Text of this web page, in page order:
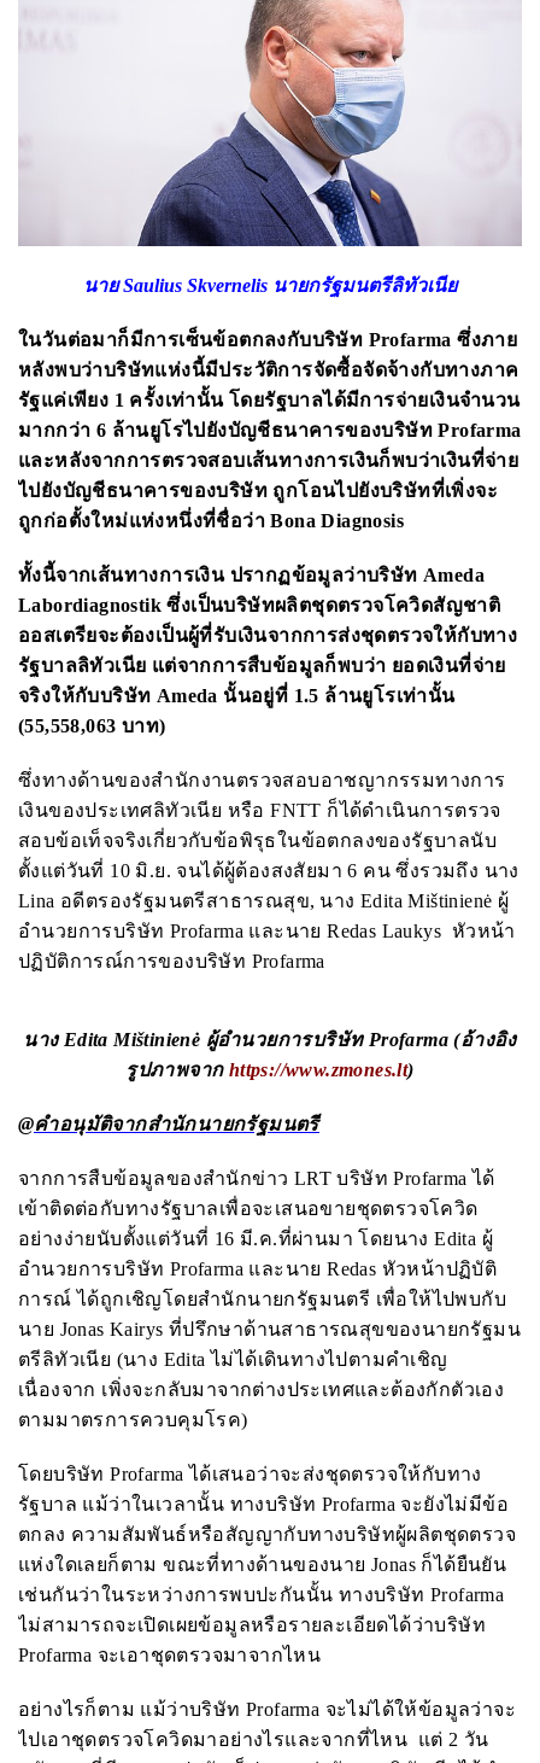
นาย Saulius Skvernelis นายกรัฐมนตรีลิทัวเนีย
ในวันต่อมาก็มีการเซ็นข้อตกลงกับบริษัท Profarmaซึ่งภาย
หลังพบว่าบริษัทแห่งนี้มีประวัติการจัดซื้อจัดจ้างกับทางภาค
รัฐแค่เพียง 1 ครั้งเท่านั้น โดยรัฐบาลได้มีการจ่ายเงินจำนวน
มากกว่า 6 ล้านยูโรไปยังบัญชีธนาคารของบริษัทProfarma
และหลังจากการตรวจสอบเส้นทางการเงินก็พบว่าเงินที่จ่าย
ไปยังบัญชีธนาคารของบริษัท ถูกโอนไปยังบริษัทที่เพิ่งจะ
ถูกก่อตั้งใหม่แห่งหนึ่งที่ชื่อว่าBona Diagnosis
ทั้งนี้จากเส้นทางการเงิน ปรากฏข้อมูลว่าบริษัท Ameda
Labordiagnostik ซึ่งเป็นบริษัทผลิตชุดตรวจโควิดสัญชาติ
ออสเตรียจะต้องเป็นผู้ที่รับเงินจากการส่งชุดตรวจให้กับทาง
รัฐบาลลิทัวเนีย แต่จากการสืบข้อมูลก็พบว่า ยอดเงินที่จ่าย
จริงให้กับบริษัท Ameda นั้นอยู่ที่ 1.5 ล้านยูโรเท่านั้น
(55,558,063 บาท)
ซึ่งทางด้านของสำนักงานตรวจสอบอาชญากรรมทางการ
เงินของประเทศลิทัวเนีย หรือFNTT ก็ได้ดำเนินการตรวจ
สอบข้อเท็จจริงเกี่ยวกับข้อพิรุธในข้อตกลงของรัฐบาลนับ
ตั้งแต่วันที่ 10 มิ.ย. จนได้ผู้ต้องสงสัยมา 6 คน ซึ่งรวมถึง นาง
Lina อดีตรองรัฐมนตรีสาธารณสุข, นางEdita Mištinienė ผู้
อำนวยการบริษัท Profarma และนายRedas Laukys หัวหน้า
ปฏิบัติการณ์การของบริษัท Profarma
นาง Edita Mištinienė ผู้อำนวยการบริษัท Profarma (อ้างอิง
รูปภาพจาก https://www.zmones.lt)
@คำอนุมัติจากสำนักนายกรัฐมนตรี
จากการสืบข้อมูลของสำนักข่าว LRTบริษัทProfarmaได้
เข้าติดต่อกับทางรัฐบาลเพื่อจะเสนอขายชุดตรวจโควิด
อย่างง่ายนับตั้งแต่วันที่ 16 มี.ค.ที่ผ่านมา โดยนาง Edita ผู้
อำนวยการบริษัท Profarma และนายRedas หัวหน้าปฏิบัติ
การณ์ ได้ถูกเชิญโดยสำนักนายกรัฐมนตรี เพื่อให้ไปพบกับ
นาย Jonas Kairys ที่ปรึกษาด้านสาธารณสุขของนายกรัฐมน
ตรีลิทัวเนีย (นาง Editaไม่ได้เดินทางไปตามคำเชิญ
เนื่องจาก เพิ่งจะกลับมาจากต่างประเทศและต้องกักตัวเอง
ตามมาตรการควบคุมโรค)
โดยบริษัทProfarmaได้เสนอว่าจะส่งชุดตรวจให้กับทาง
รัฐบาล แม้ว่าในเวลานั้น ทางบริษัท Profarma จะยังไม่มีข้อ
ตกลง ความสัมพันธ์หรือสัญญากับทางบริษัทผู้ผลิตชุดตรวจ
แห่งใดเลยก็ตาม ขณะที่ทางด้านของนาย Jonas ก็ได้ยืนยัน
เช่นกันว่าในระหว่างการพบปะกันนั้น ทางบริษัท Profarma
ไม่สามารถจะเปิดเผยข้อมูลหรือรายละเอียดได้ว่าบริษัท
Profarma จะเอาชุดตรวจมาจากไหน
อย่างไรก็ตาม แม้ว่าบริษัท Profarma จะไม่ได้ให้ข้อมูลว่าจะ
ไปเอาชุดตรวจโควิดมาอย่างไรและจากที่ไหน แต่ 2 วัน